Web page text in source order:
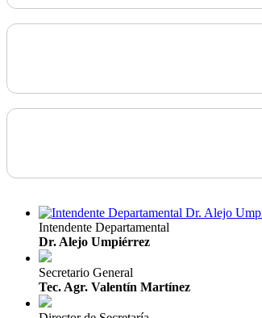
Intendente Departamental
Dr. Alejo Umpiérrez
Secretario General
Tec. Agr. Valentín Martínez